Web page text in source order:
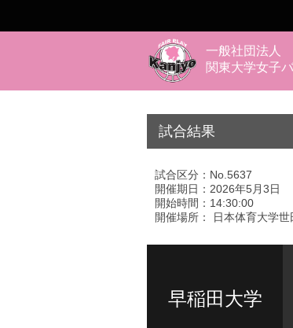
一般社団法人
関東大学女子
試合結果
試合区分：No.5637
開催期日：2026年5月3日
開始時間：14:30:00
開催場所： 日本体育大学世
早稲田大学